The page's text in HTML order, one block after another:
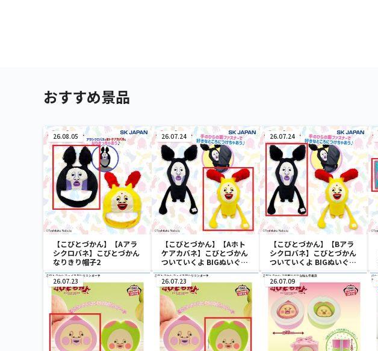
おすすめ景品
26.08.05
【こびとづかん】【Aアラ
シクロバネ】こびとづかん
なりきり帽子2
26.07.24
【こびとづかん】【Aホト
ケアカバネ】こびとづかん
ついていくよ BIGぬいぐる
み2
26.07.24
【こびとづかん】【Bアラ
シクロバネ】こびとづかん
ついていくよ BIGぬいぐる
み2
26.07.23 26.07.23 26.07.09